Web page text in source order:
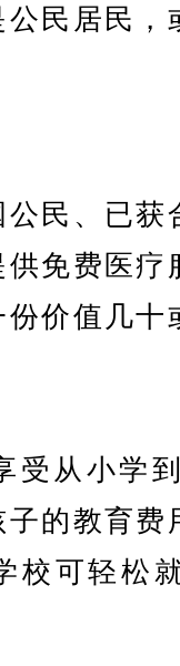
民居民
民、已
免费医
价值几
受从小学
的教育
校可轻松